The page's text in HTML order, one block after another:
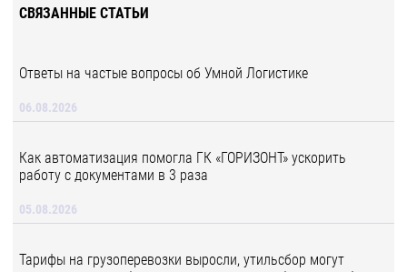
СВЯЗАННЫЕ СТАТЬИ
Ответы на частые вопросы об Умной Логистике
06.08.2026
Как автоматизация помогла ГК «ГОРИЗОНТ» ускорить
работу с документами в 3 раза
05.08.2026
Тарифы на грузоперевозки выросли, утильсбор могут